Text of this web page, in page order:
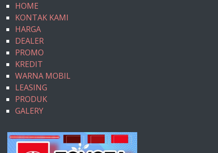
HOME
KONTAK KAMI
HARGA
DEALER
PROMO
KREDIT
WARNA MOBIL
LEASING
PRODUK
GALERY